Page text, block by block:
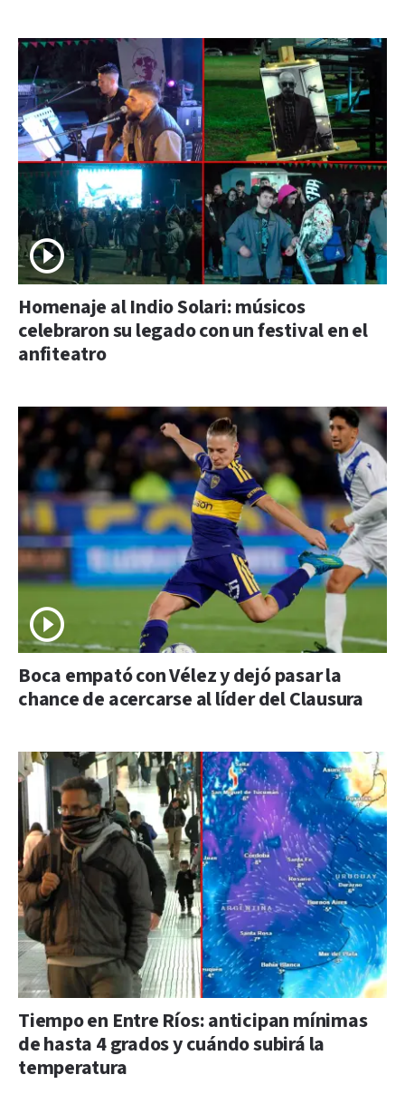
Homenaje al Indio Solari: músicos
celebraron su legado con un festival en el
anfiteatro
Boca empató con Vélez y dejó pasar la
chance de acercarse al líder del Clausura
Tiempo en Entre Ríos: anticipan mínimas
de hasta 4 grados y cuándo subirá la
temperatura